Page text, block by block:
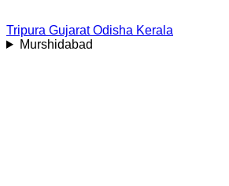
Tripura Gujarat Odisha Kerala
Murshidabad